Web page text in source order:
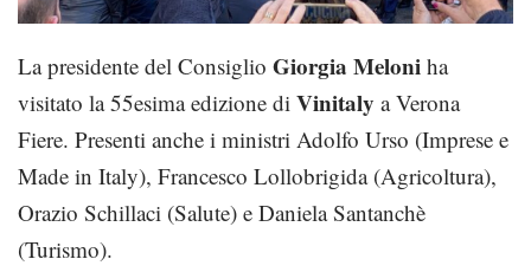
La presidente del Consiglio Giorgia Meloni ha
visitato la 55esima edizione di Vinitaly a Verona
Fiere. Presenti anche i ministri Adolfo Urso (Imprese e
Made in Italy), Francesco Lollobrigida (Agricoltura),
Orazio Schillaci (Salute) e Daniela Santanchè
(Turismo).